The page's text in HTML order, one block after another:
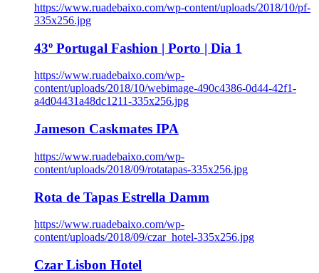
https://www.ruadebaixo.com/wp-content/uploads/2018/10/pf-
335x256.jpg
43º Portugal Fashion | Porto | Dia 1
https://www.ruadebaixo.com/wp-
content/uploads/2018/10/webimage-490c4386-0d44-42f1-
a4d04431a48dc1211-335x256.jpg
Jameson Caskmates IPA
https://www.ruadebaixo.com/wp-
content/uploads/2018/09/rotatapas-335x256.jpg
Rota de Tapas Estrella Damm
https://www.ruadebaixo.com/wp-
content/uploads/2018/09/czar_hotel-335x256.jpg
Czar Lisbon Hotel